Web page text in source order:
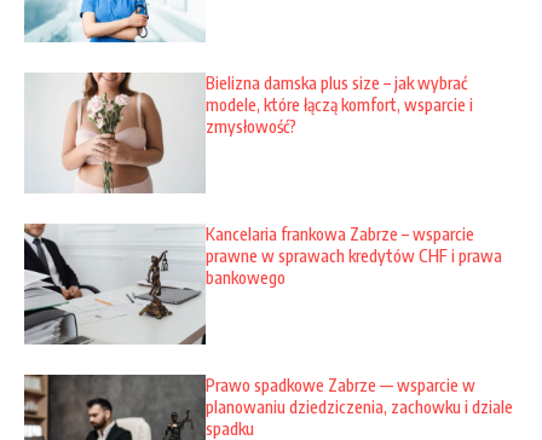
Bielizna damska plus size – jak wybrać
modele, które łączą komfort, wsparcie i
zmysłowość?
Kancelaria frankowa Zabrze – wsparcie
prawne w sprawach kredytów CHF i prawa
bankowego
Prawo spadkowe Zabrze — wsparcie w
planowaniu dziedziczenia, zachowku i dziale
spadku